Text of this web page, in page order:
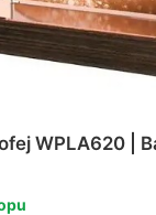
WPLA620 |